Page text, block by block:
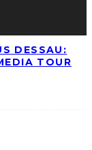
DESSAU:
TOUR